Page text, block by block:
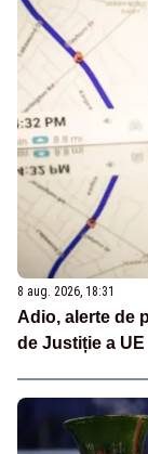
8 aug. 2026, 18:31
Adio, alerte de
de Justiție a UE